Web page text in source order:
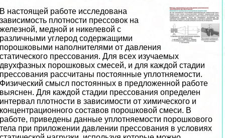
В настоящей работе исследована
зависимость плотности прессовок на
железной, медной и никелевой с
различными углерод содержащими
порошковыми наполнителями от давления
статического прессования. Для всех изучаемых
двухфазных порошковых смесей, и для каждой стадии
прессования рассчитаны постоянные уплотняемости.
Физический смысл постоянных в предложенной работе
выяснен. Для каждой стадии прессования определен
интервал плотности в зависимости от химического и
концентрационного составов порошковой смеси. В
работе, приведены данные уплотняемости порошкового
тела при приложении давлении прессования в условиях